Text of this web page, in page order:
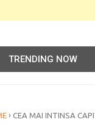
TRENDING NOW
› CEA MAI INTINSA